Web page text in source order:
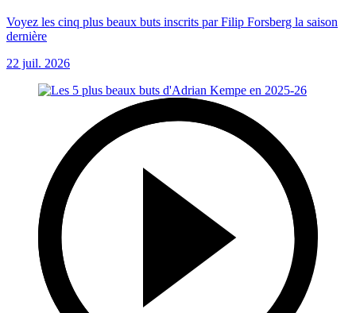
Voyez les cinq plus beaux buts inscrits par Filip Forsberg la saison
dernière
22 juil. 2026